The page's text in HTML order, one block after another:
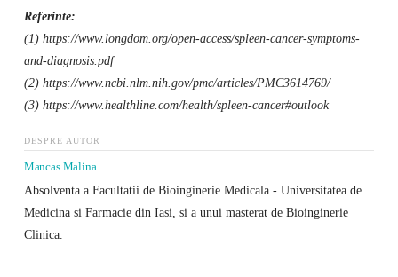
Referinte:
(1) https://www.longdom.org/open-access/spleen-cancer-symptoms-
and-diagnosis.pdf
(2) https://www.ncbi.nlm.nih.gov/pmc/articles/PMC3614769/
(3) https://www.healthline.com/health/spleen-cancer#outlook
DESPRE AUTOR
Mancas Malina
Absolventa a Facultatii de Bioinginerie Medicala - Universitatea de
Medicina si Farmacie din Iasi, si a unui masterat de Bioinginerie
Clinica.